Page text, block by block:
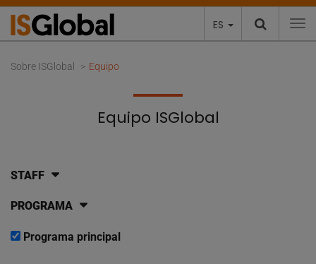
ES
Sobre ISGlobal Equipo
Equipo ISGlobal
STAFF
PROGRAMA
Programa principal